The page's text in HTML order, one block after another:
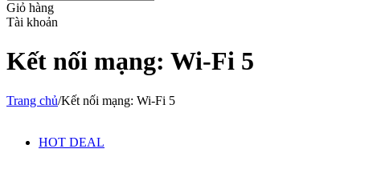
Giỏ hàng
Tài khoản
Kết nối mạng: Wi-Fi 5
Trang chủ/Kết nối mạng: Wi-Fi 5
HOT DEAL